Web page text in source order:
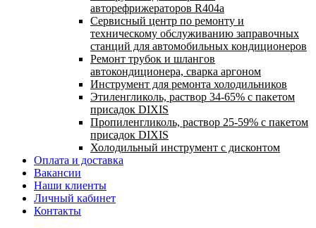
авторефрижераторов R404a
Сервисный центр по ремонту и
техническому обслуживанию заправочных
станций для автомобильных кондиционеров
Ремонт трубок и шлангов
автокондиционера, сварка аргоном
Инструмент для ремонта холодильников
Этиленгликоль, раствор 34-65% с пакетом
присадок DIXIS
Пропиленгликоль, раствор 25-59% с пакетом
присадок DIXIS
Холодильный инструмент с дисконтом
Оплата и доставка
Вакансии
Наши клиенты
Личный кабинет
Контакты